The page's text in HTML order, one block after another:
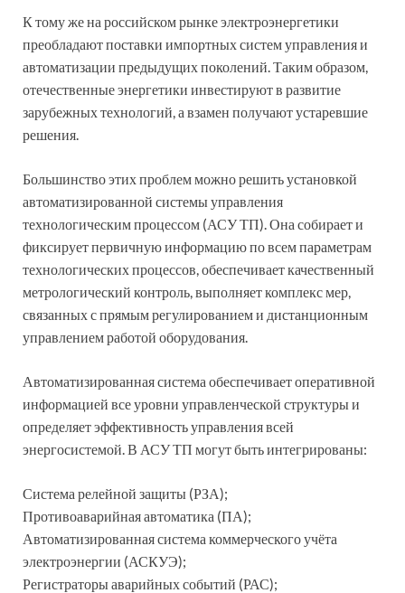
К тому же на российском рынке электроэнергетики
преобладают поставки импортных систем управления и
автоматизации предыдущих поколений. Таким образом,
отечественные энергетики инвестируют в развитие
зарубежных технологий, а взамен получают устаревшие
решения.
Большинство этих проблем можно решить установкой
автоматизированной системы управления
технологическим процессом (АСУ ТП). Она собирает и
фиксирует первичную информацию по всем параметрам
технологических процессов, обеспечивает качественный
метрологический контроль, выполняет комплекс мер,
связанных с прямым регулированием и дистанционным
управлением работой оборудования.
Автоматизированная система обеспечивает оперативной
информацией все уровни управленческой структуры и
определяет эффективность управления всей
энергосистемой. В АСУ ТП могут быть интегрированы:
Система релейной защиты (РЗА);
Противоаварийная автоматика (ПА);
Автоматизированная система коммерческого учёта
электроэнергии (АСКУЭ);
Регистраторы аварийных событий (РАС);